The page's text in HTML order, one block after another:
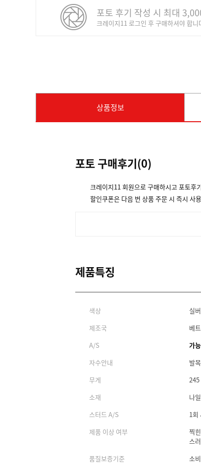
포토 후기 작성 시 최대
크레이지11 로그인 후 구매하셔야 합니
상품정보
포토 구매후기(0)
크레이지11 회원으로 구매하시고 포토후
할인쿠폰은 다음 번 상품 주문 시 즉시 사
제품특징
색상
실
제조국
베
A/S
가능
자수안내
발
무게
245
소재
나
스터드 A/S
1회
제품 이상 여부
찍
스
품질보증기준
소